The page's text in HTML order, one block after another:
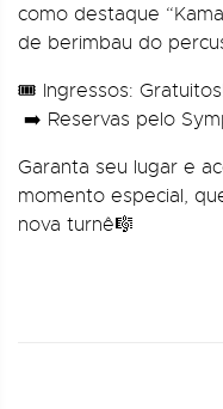
como destaque
de berimbau do
🎟 Ingressos:
➡️ Reservas pelo
Garanta seu lugar e
momento especial,
nova turnê🎼